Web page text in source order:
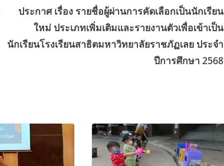
ประกาศ เรื่อง รายชื่อผู้ผ่านการคัดเลือกเป็นนักเรียน
ใหม่ ประเภทเพิ่มเติมและรายงานตัวเพื่อเข้าเป็น
นักเรียนโรงเรียนสาธิตมหาวิทยาลัยราชภัฏเลย ประจำ
ปีการศึกษา 2568